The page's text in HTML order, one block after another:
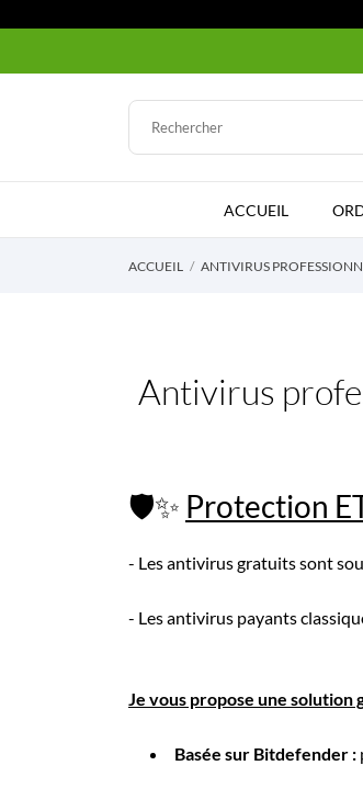
ACCUEIL
ACCUEIL ANTIVIRUS
Antivirus
🛡️✨ Protection
- Les antivirus gratuits sont
- Les antivirus payants
Je vous propose une solution
Basée sur Bitdefender :